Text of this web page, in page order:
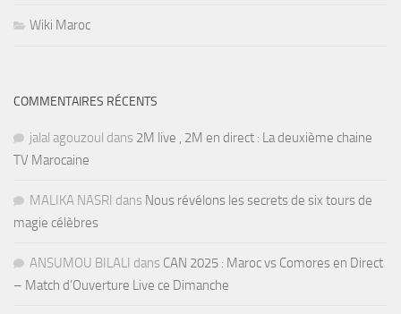
Wiki Maroc
COMMENTAIRES RÉCENTS
jalal agouzoul dans 2M live , 2M en direct : La deuxième chaine
TV Marocaine
MALIKA NASRI dans Nous révélons les secrets de six tours de
magie célèbres
ANSUMOU BILALI dans CAN 2025 : Maroc vs Comores en Direct
– Match d’Ouverture Live ce Dimanche